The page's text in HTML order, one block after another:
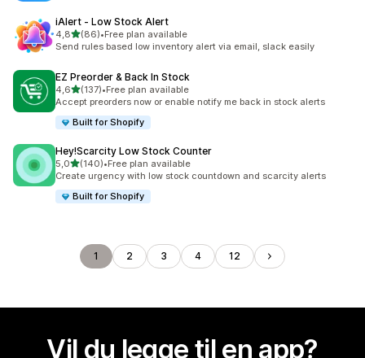
iAlert ‑ Low Stock Alert
4,8av 5 stjerner
(86)
Totalt 86 omtaler
•Free plan available
Send rules based low inventory alert via email, slack easily
EZ Preorder & Back In Stock
4,6av 5 stjerner
(137)
Totalt 137 omtaler
•Free plan available
Accept preorders now or enable notify me back in stock alerts
Built for Shopify
Hey!Scarcity Low Stock Counter
5,0av 5 stjerner
(140)
Totalt 140 omtaler
•Free plan available
Create urgency with low stock countdown and scarcity alerts
Built for Shopify
1 2 3 4 12
Vil du legge til en app?